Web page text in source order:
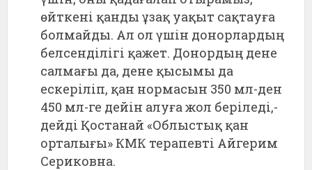
өйткені қанды ұзақ уақыт сақтауға
болмайды. Ал ол үшін донорлардың
белсенділігі қажет. Донордың дене
салмағы да, дене қысымы да
ескеріліп, қан нормасын 350 мл-ден
450 мл-ге дейін алуға жол беріледі,-
дейді Қостанай «Облыстық қан
орталығы» КМК терапевті Айгерим
Сериковна.